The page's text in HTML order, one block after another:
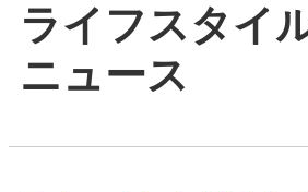
ライフスタイ
ニュース